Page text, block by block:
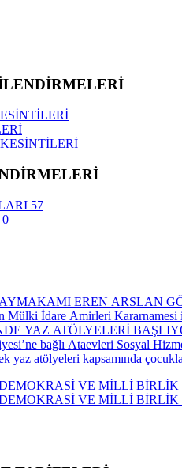
57
0
EREN ARSLAN
Mülki İdare Amirleri Kararnamesi
YAZ ATÖLYELERİ
bağlı Ataevleri Sosyal
yaz atölyeleri kapsamında
VE MİLLİ BİRLİK
VE MİLLİ BİRLİK